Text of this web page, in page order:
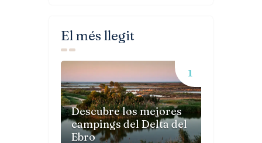
El més llegit
Descubre los mejores
campings del Delta del
Ebro